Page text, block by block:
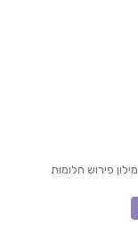
מילון פירוש חלומות